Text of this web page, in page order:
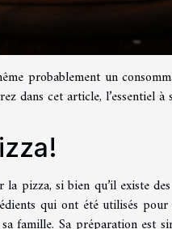
probablement un
dans cet article, l’essentiel
pizza, si bien qu’il existe
qui ont été utilisés pour